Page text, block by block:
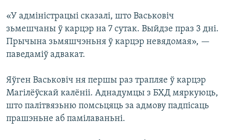
«У адміністрацыі сказалі, што Васьковіч
зьмешчаны ў карцэр на 7 сутак. Выйдзе праз 3 дні.
Прычына зьмяшчэньня ў карцэр невядомая», —
паведаміў адвакат.
Яўген Васьковіч ня першы раз трапляе ў карцэр
Магілёўскай калёніі. Аднадумцы з БХД мяркуюць,
што палітвязьню помсьцяць за адмову падпісаць
прашэньне аб памілаваньні.